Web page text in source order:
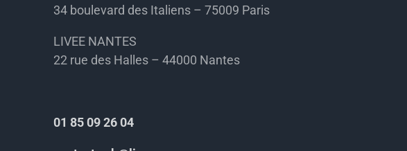
34 boulevard des Italiens – 75009 Paris
LIVEE NANTES
22 rue des Halles – 44000 Nantes
01 85 09 26 04